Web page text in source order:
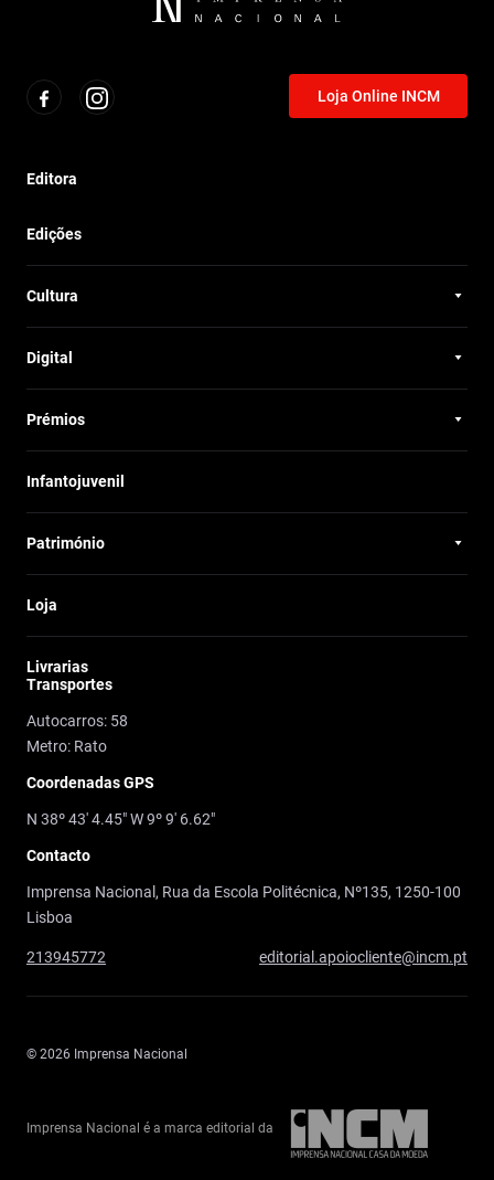
Loja Online INCM
Editora
Edições
Cultura
Digital
Prémios
Infantojuvenil
Património
Loja
Livrarias
Transportes
Autocarros: 58
Metro: Rato
Coordenadas GPS
N 38º 43' 4.45" W 9º 9' 6.62"
Contacto
Imprensa Nacional, Rua da Escola Politécnica, Nº135, 1250-100
Lisboa
213945772 editorial.apoiocliente@incm.pt
© 2026 Imprensa Nacional
Imprensa Nacional é a marca editorial da